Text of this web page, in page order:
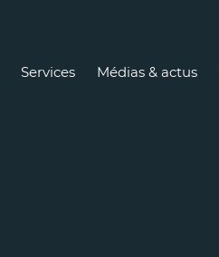
Services Médias & actus